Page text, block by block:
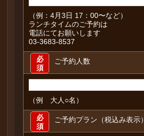
（例：4月3日 17：00〜など）
ランチタイムのご予約は
電話にてお願いします
03-3683-8537
ご予約人数
必
須
（例 大人○名）
ご予約プラン（税込み表示）
必
須